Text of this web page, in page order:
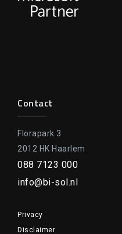
Contact
Florapark 3
2012 HK Haarlem
088 7123 000
info@bi-sol.nl
Privacy
Disclaimer